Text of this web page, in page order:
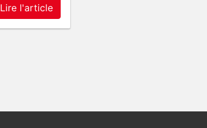
Lire l'article